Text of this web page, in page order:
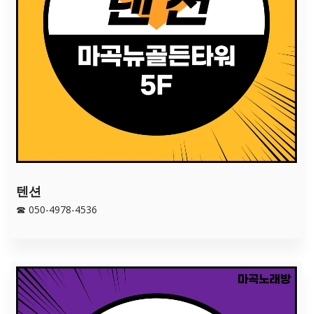
텐션
☎ 050-4978-4536